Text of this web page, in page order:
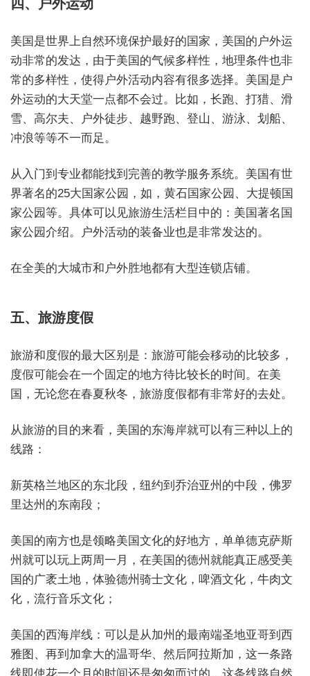
四、户外运动
美国是世界上自然环境保护最好的国家，美国的户外运
动非常的发达，由于美国的气候多样性，地理条件也非
常的多样性，使得户外活动内容有很多选择。美国是户
外运动的大天堂一点都不会过。比如，长跑、打猎、滑
雪、高尔夫、户外徒步、越野跑、登山、游泳、划船、
冲浪等等不一而足。
从入门到专业都能找到完善的教学服务系统。美国有世
界著名的25大国家公园，如，黄石国家公园、大提顿国
家公园等。具体可以见旅游生活栏目中的：美国著名国
家公园介绍。户外活动的装备业也是非常发达的。
在全美的大城市和户外胜地都有大型连锁店铺。
五、旅游度假
旅游和度假的最大区别是：旅游可能会移动的比较多，
度假可能会在一个固定的地方待比较长的时间。在美
国，无论您在春夏秋冬，旅游度假都有非常好的去处。
从旅游的目的来看，美国的东海岸就可以有三种以上的
线路：
新英格兰地区的东北段，纽约到乔治亚州的中段，佛罗
里达州的东南段；
美国的南方也是领略美国文化的好地方，单单德克萨斯
州就可以玩上两周一月，在美国的德州就能真正感受美
国的广袤土地，体验德州骑士文化，啤酒文化，牛肉文
化，流行音乐文化；
美国的西海岸线：可以是从加州的最南端圣地亚哥到西
雅图、再到加拿大的温哥华、然后阿拉斯加，这一条路